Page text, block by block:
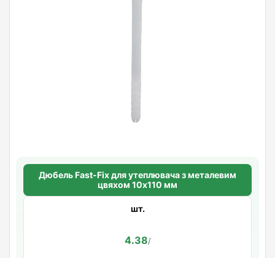
Дюбель Fast-Fix для утеплювача з металевим
цвяхом 10х110 мм
шт.
4.38/